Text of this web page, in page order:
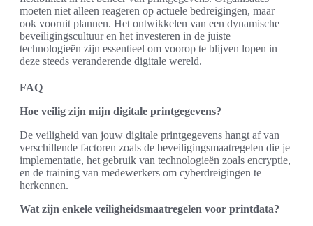
moeten niet alleen reageren op actuele bedreigingen, maar
ook vooruit plannen. Het ontwikkelen van een dynamische
beveiligingscultuur en het investeren in de juiste
technologieën zijn essentieel om voorop te blijven lopen in
deze steeds veranderende digitale wereld.
FAQ
Hoe veilig zijn mijn digitale printgegevens?
De veiligheid van jouw digitale printgegevens hangt af van
verschillende factoren zoals de beveiligingsmaatregelen die je
implementatie, het gebruik van technologieën zoals encryptie,
en de training van medewerkers om cyberdreigingen te
herkennen.
Wat zijn enkele veiligheidsmaatregelen voor printdata?